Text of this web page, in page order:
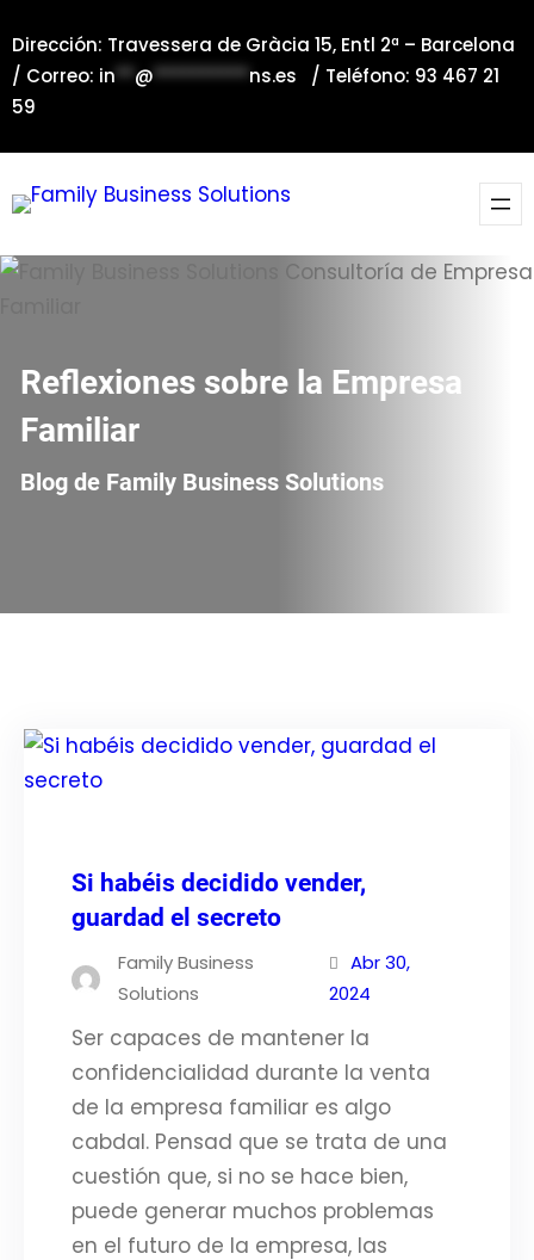
al
contenido
Dirección: Travessera de Gràcia 15, Entl 2ª – Barcelona
/ Correo: in**@**********ns.es / Teléfono: 93 467 21
59
Reflexiones sobre la Empresa
Familiar
Blog de Family Business Solutions
Si habéis decidido vender,
guardad el secreto
Family Business
Solutions
Abr 30,
2024
Ser capaces de mantener la
confidencialidad durante la venta
de la empresa familiar es algo
cabdal. Pensad que se trata de una
cuestión que, si no se hace bien,
puede generar muchos problemas
en el futuro de la empresa, las